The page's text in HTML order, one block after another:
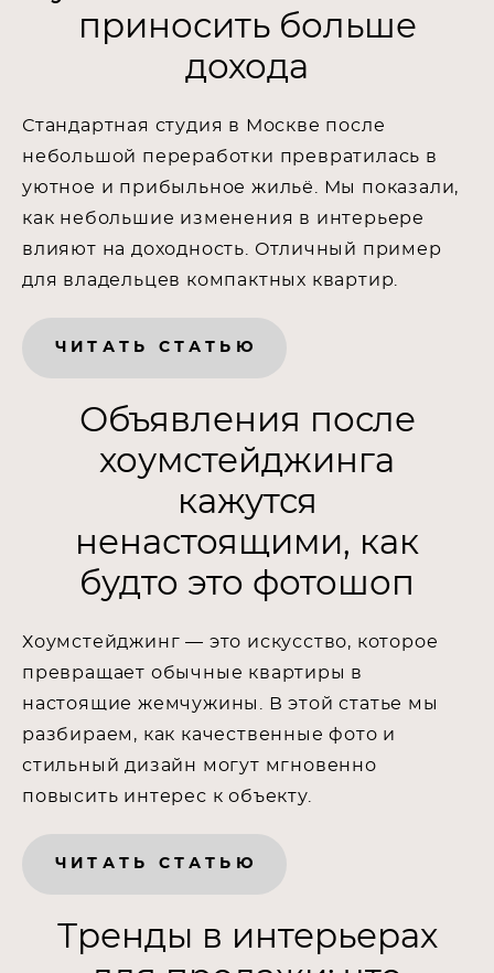
приносить больше
дохода
Стандартная студия в Москве после
небольшой переработки превратилась в
уютное и прибыльное жильё. Мы показали,
как небольшие изменения в интерьере
влияют на доходность. Отличный пример
для владельцев компактных квартир.
ЧИТАТЬ СТАТЬЮ
Объявления после
хоумстейджинга
кажутся
ненастоящими, как
будто это фотошоп
Хоумстейджинг — это искусство, которое
превращает обычные квартиры в
настоящие жемчужины. В этой статье мы
разбираем, как качественные фото и
стильный дизайн могут мгновенно
повысить интерес к объекту.
ЧИТАТЬ СТАТЬЮ
Тренды в интерьерах